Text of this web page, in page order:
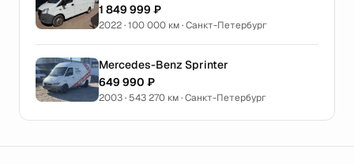
1 849 999 ₽
2022 · 100 000 км · Санкт-Петербург
Mercedes-Benz Sprinter
649 990 ₽
2003 · 543 270 км · Санкт-Петербург